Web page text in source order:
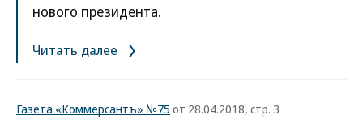
нового президента.
Читать далее
Газета «Коммерсантъ» №75 от 28.04.2018, стр. 3